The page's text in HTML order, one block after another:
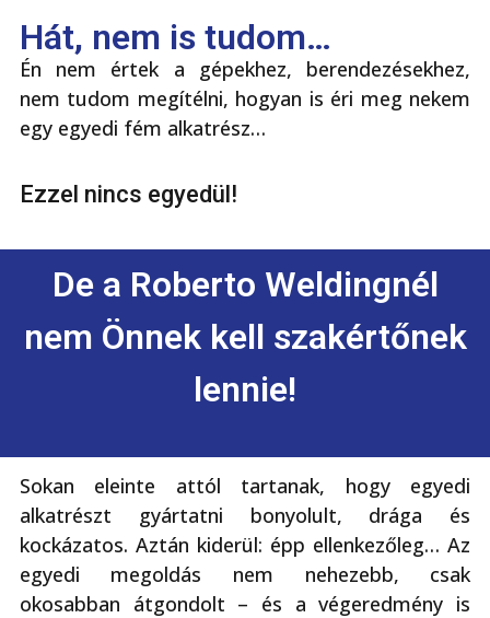
Hát, nem is tudom…
Én nem értek a gépekhez, berendezésekhez,
nem tudom megítélni, hogyan is éri meg nekem
egy egyedi fém alkatrész…
Ezzel nincs egyedül!
De a Roberto Weldingnél
nem Önnek kell szakértőnek
lennie!
Sokan eleinte attól tartanak, hogy egyedi
alkatrészt gyártatni bonyolult, drága és
kockázatos. Aztán kiderül: épp ellenkezőleg… Az
egyedi megoldás nem nehezebb, csak
okosabban átgondolt – és a végeredmény is